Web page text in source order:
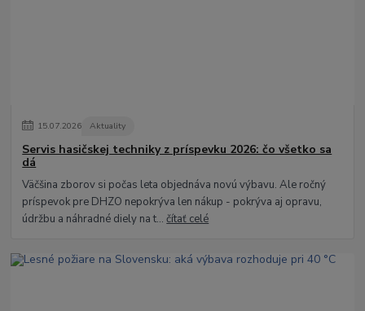
15.07.2026 Aktuality
Servis hasičskej techniky z príspevku 2026: čo všetko sa
dá
Väčšina zborov si počas leta objednáva novú výbavu. Ale ročný
príspevok pre DHZO nepokrýva len nákup - pokrýva aj opravu,
údržbu a náhradné diely na t...čítať celé